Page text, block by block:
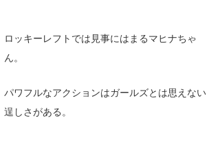
ロッキーレフトでは見事にはまるマヒナちゃ
ん。
パワフルなアクションはガールズとは思えない
逞しさがある。